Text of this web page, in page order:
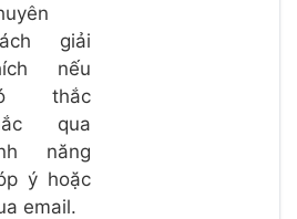
giải
nếu
thắc
qua
năng
ý hoặc
email.